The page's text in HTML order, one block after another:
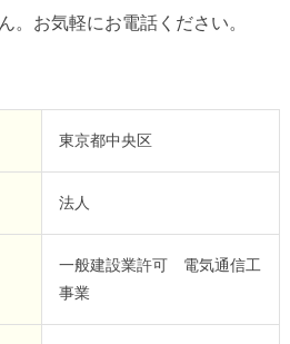
。お気軽にお電話ください。
東京都中央区
法人
一般建設業許可 電気通信工
事業